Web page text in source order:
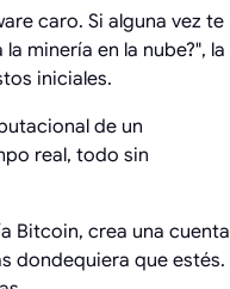
caro. Si alguna vez te
minería en la nube?", la
iniciales.
de un
real, todo sin
Bitcoin, crea una cuenta
dondequiera que estés.